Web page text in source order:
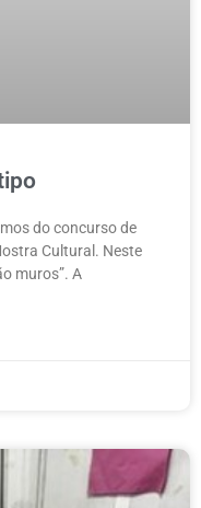
do concurso de
Cultural. Neste
muros”. A